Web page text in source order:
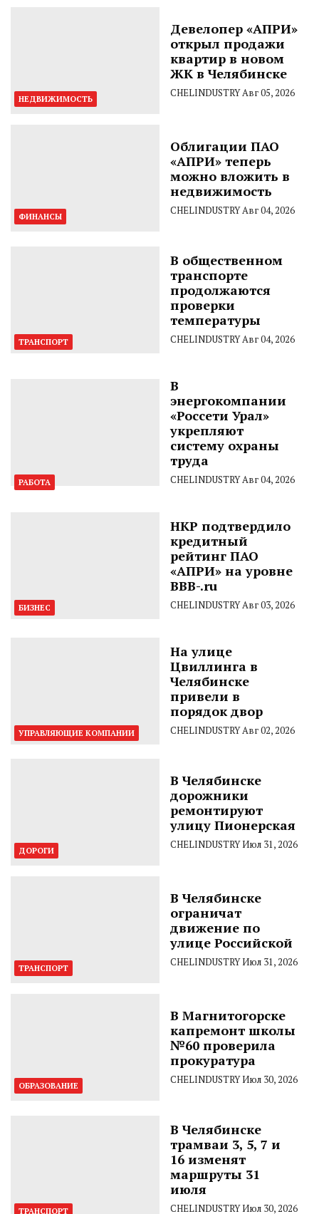
НЕДВИЖИМОСТЬ
Девелопер «АПРИ»
открыл продажи
квартир в новом
ЖК в Челябинске
CHELINDUSTRYАвг 05, 2026
ФИНАНСЫ
Облигации ПАО
«АПРИ» теперь
можно вложить в
недвижимость
CHELINDUSTRYАвг 04, 2026
ТРАНСПОРТ
В общественном
транспорте
продолжаются
проверки
температуры
CHELINDUSTRYАвг 04, 2026
РАБОТА
В
энергокомпании
«Россети Урал»
укрепляют
систему охраны
труда
CHELINDUSTRYАвг 04, 2026
БИЗНЕС
НКР подтвердило
кредитный
рейтинг ПАО
«АПРИ» на уровне
BBB-.ru
CHELINDUSTRYАвг 03, 2026
УПРАВЛЯЮЩИЕ КОМПАНИИ
На улице
Цвиллинга в
Челябинске
привели в
порядок двор
CHELINDUSTRYАвг 02, 2026
ДОРОГИ
В Челябинске
дорожники
ремонтируют
улицу Пионерская
CHELINDUSTRYИюл 31, 2026
ТРАНСПОРТ
В Челябинске
ограничат
движение по
улице Российской
CHELINDUSTRYИюл 31, 2026
ОБРАЗОВАНИЕ
В Магнитогорске
капремонт школы
№60 проверила
прокуратура
CHELINDUSTRYИюл 30, 2026
ТРАНСПОРТ
В Челябинске
трамваи 3, 5, 7 и
16 изменят
маршруты 31
июля
CHELINDUSTRYИюл 30, 2026